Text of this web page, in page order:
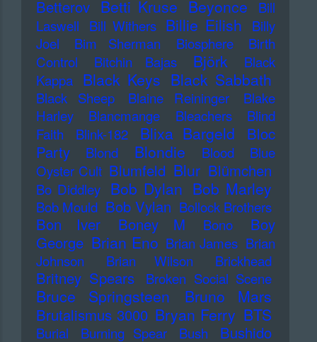
Betterov Betti Kruse Beyonce
Bill
Laswell
Bill Withers Billie Eilish
Billy
Joel
Bim Sherman Biosphere
Birth
Control
Bitchin Bajas Björk
Black
Kappa Black Keys Black Sabbath
Black Sheep Blaine Reininger
Blake
Harley
Blancmange Bleachers
Blind
Faith
Blink-182 Blixa Bargeld
Bloc
Party
Blond Blondie Blood
Blue
Oyster Cult Blumfeld Blur Blümchen
Bo Diddley Bob Dylan Bob Marley
Bob Mould Bob Vylan Bollock Brothers
Bon Iver Boney M Bono
Boy
George Brian Eno Brian James Brian
Johnson
Brian Wilson Brickhead
Britney Spears Broken Social Scene
Bruce Springsteen Bruno Mars
Brutalismus 3000 Bryan Ferry BTS
Burial Burning Spear Bush Bushido